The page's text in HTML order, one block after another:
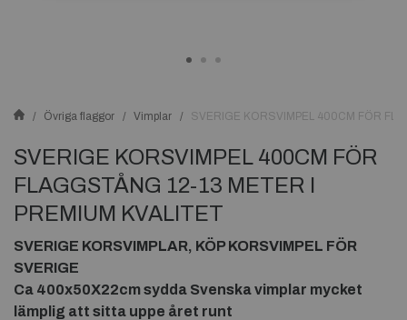
Övriga flaggor Vimplar SVERIGE KORSVIMPEL 400CM FÖR
SVERIGE KORSVIMPEL 400CM FÖR
FLAGGSTÅNG 12-13 METER I
PREMIUM KVALITET
SVERIGE KORSVIMPLAR, KÖP KORSVIMPEL FÖR
SVERIGE
Ca 400x50X22cm sydda Svenska vimplar mycket
lämplig att sitta uppe året runt